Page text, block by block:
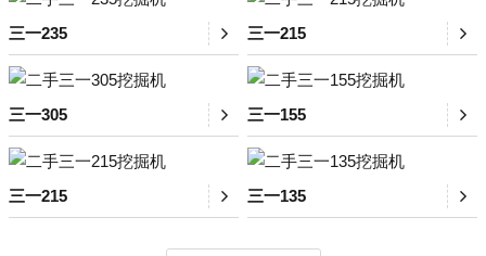
三一235 三一215
三一305 三一155
三一215 三一135